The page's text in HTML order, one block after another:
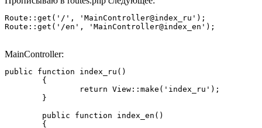
Route::get('/', 'MainController@index_ru');
Route::get('/en', 'MainController@index_en');
MainController:
public function index_ru()